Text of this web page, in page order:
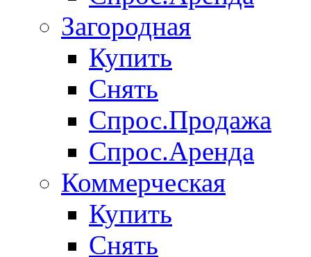
Загородная
Купить
Снять
Спрос.Продажа
Спрос.Аренда
Коммерческая
Купить
Снять